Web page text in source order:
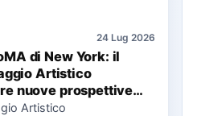
24 Lug 2026
di New York: il
Artistico
nuove prospettive
Artistico